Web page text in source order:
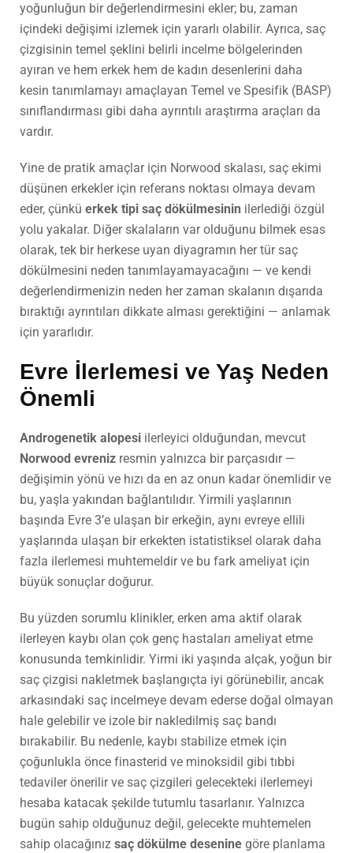
yoğunluğun bir değerlendirmesini ekler; bu, zaman
içindeki değişimi izlemek için yararlı olabilir. Ayrıca, saç
çizgisinin temel şeklini belirli incelme bölgelerinden
ayıran ve hem erkek hem de kadın desenlerini daha
kesin tanımlamayı amaçlayan Temel ve Spesifik (BASP)
sınıflandırması gibi daha ayrıntılı araştırma araçları da
vardır.
Yine de pratik amaçlar için Norwood skalası, saç ekimi
düşünen erkekler için referans noktası olmaya devam
eder, çünkü erkek tipi saç dökülmesinin ilerlediği özgül
yolu yakalar. Diğer skalaların var olduğunu bilmek esas
olarak, tek bir herkese uyan diyagramın her tür saç
dökülmesini neden tanımlayamayacağını — ve kendi
değerlendirmenizin neden her zaman skalanın dışarıda
bıraktığı ayrıntıları dikkate alması gerektiğini — anlamak
için yararlıdır.
Evre İlerlemesi ve Yaş Neden
Önemli
Androgenetik alopesi ilerleyici olduğundan, mevcut
Norwood evreniz resmin yalnızca bir parçasıdır —
değişimin yönü ve hızı da en az onun kadar önemlidir ve
bu, yaşla yakından bağlantılıdır. Yirmili yaşlarının
başında Evre 3’e ulaşan bir erkeğin, aynı evreye ellili
yaşlarında ulaşan bir erkekten istatistiksel olarak daha
fazla ilerlemesi muhtemeldir ve bu fark ameliyat için
büyük sonuçlar doğurur.
Bu yüzden sorumlu klinikler, erken ama aktif olarak
ilerleyen kaybı olan çok genç hastaları ameliyat etme
konusunda temkinlidir. Yirmi iki yaşında alçak, yoğun bir
saç çizgisi nakletmek başlangıçta iyi görünebilir, ancak
arkasındaki saç incelmeye devam ederse doğal olmayan
hale gelebilir ve izole bir nakledilmiş saç bandı
bırakabilir. Bu nedenle, kaybı stabilize etmek için
çoğunlukla önce finasterid ve minoksidil gibi tıbbi
tedaviler önerilir ve saç çizgileri gelecekteki ilerlemeyi
hesaba katacak şekilde tutumlu tasarlanır. Yalnızca
bugün sahip olduğunuz değil, gelecekte muhtemelen
sahip olacağınız saç dökülme desenine göre planlama